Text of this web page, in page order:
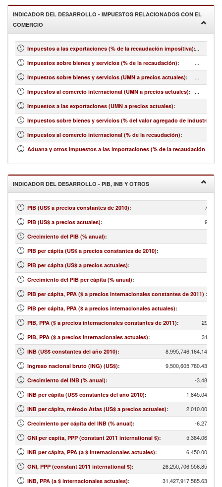
INDICADOR DEL DESARROLLO - IMPUESTOS RELACIONADOS CON EL
COMERCIO
Impuestos a las exportaciones (% de la recaudación impositiva):...
Impuestos sobre bienes y servicios (% de la recaudación): ...
Impuestos sobre bienes y servicios (UMN a precios actuales): ...
Impuestos al comercio internacional (UMN a precios actuales): ...
Impuestos a las exportaciones (UMN a precios actuales):
Impuestos sobre bienes y servicios (% del valor agregado de industria y
Impuestos al comercio internacional (% de la recaudación):
Aduana y otros impuestos a las importaciones (% de la recaudación
INDICADOR DEL DESARROLLO - PIB, INB Y OTROS
PIB (US$ a precios constantes de 2010):
PIB (US$ a precios actuales):
Crecimiento del PIB (% anual):
PIB per cápita (US$ a precios constantes de 2010):
PIB per cápita (US$ a precios actuales):
Crecimiento del PIB per cápita (% anual):
PIB per cápita, PPA ($ a precios internacionales constantes de 2011) :
PIB per cápita, PPA ($ a precios internacionales actuales):
PIB, PPA ($ a precios internacionales constantes de 2011):
PIB, PPA ($ a precios internacionales actuales):
INB (US$ constantes del año 2010): 8,995,746,164.14
Ingreso nacional bruto (ING) (US$): 9,500,605,780.43
Crecimiento del INB (% anual): -3.48
INB per cápita (US$ constantes del año 2010): 1,845.04
INB per cápita, método Atlas (US$ a precios actuales): 2,010.00
Crecimiento per cápita del INB (% anual): -6.27
GNI per capita, PPP (constant 2011 international $): 5,384.06
INB per cápita, PPA (a $ internacionales actuales): 6,450.00
GNI, PPP (constant 2011 international $): 26,250,706,556.85
INB, PPA (a $ internacionales actuales): 31,427,917,585.63